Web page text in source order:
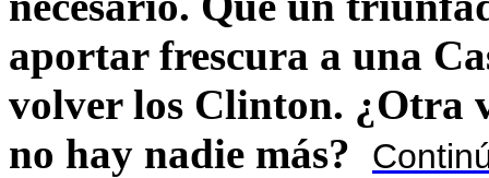
aportar frescura a una
volver los Clinton. ¿Otra
no hay nadie más?